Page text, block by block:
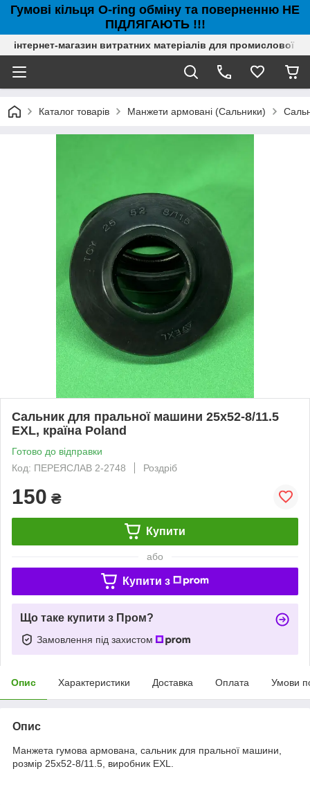
Гумові кільця O-ring обміну та поверненню НЕ
ПІДЛЯГАЮТЬ !!!
інтернет-магазин витратних матеріалів для промислової
Каталог товарів Манжети армовані (Сальники)
Сальник для пральної машини 25x52-8/11.5
EXL, країна Poland
Готово до відправки
Код: ПЕРЕЯСЛАВ 2-2748
Роздріб
150 ₴
Купити
або
Купити з
Що таке купити з Пром?
Замовлення під захистом
Опис Характеристики Доставка Оплата Умови
Опис
Манжета гумова армована, сальник для пральної машини,
розмір 25x52-8/11.5, виробник EXL.